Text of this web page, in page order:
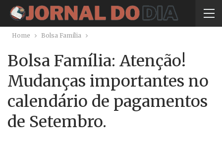
Home Bolsa Família
Bolsa Família: Atenção!
Mudanças importantes no
calendário de pagamentos
de Setembro.